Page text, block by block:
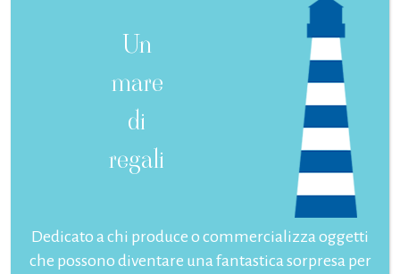
Un
mare
di
regali
Dedicato a chi produce o commercializza oggetti
che possono diventare una fantastica sorpresa per